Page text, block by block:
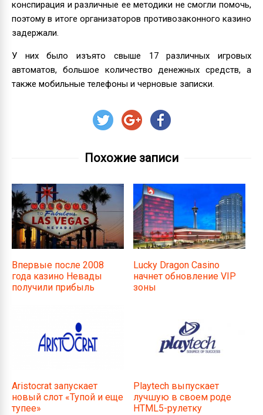
конспирация и различные ее методики не смогли помочь,
поэтому в итоге организаторов противозаконного казино
задержали.
У них было изъято свыше 17 различных игровых
автоматов, большое количество денежных средств, а
также мобильные телефоны и черновые записки.
Похожие записи
Впервые после 2008
года казино Невады
получили прибыль
Lucky Dragon Casino
начнет обновление VIP
зоны
Aristocrat запускает
новый слот «Тупой и еще
тупее»
Playtech выпускает
лучшую в своем роде
HTML5-рулетку